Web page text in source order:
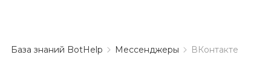
База знаний BotHelp Мессенджеры ВКонтакте